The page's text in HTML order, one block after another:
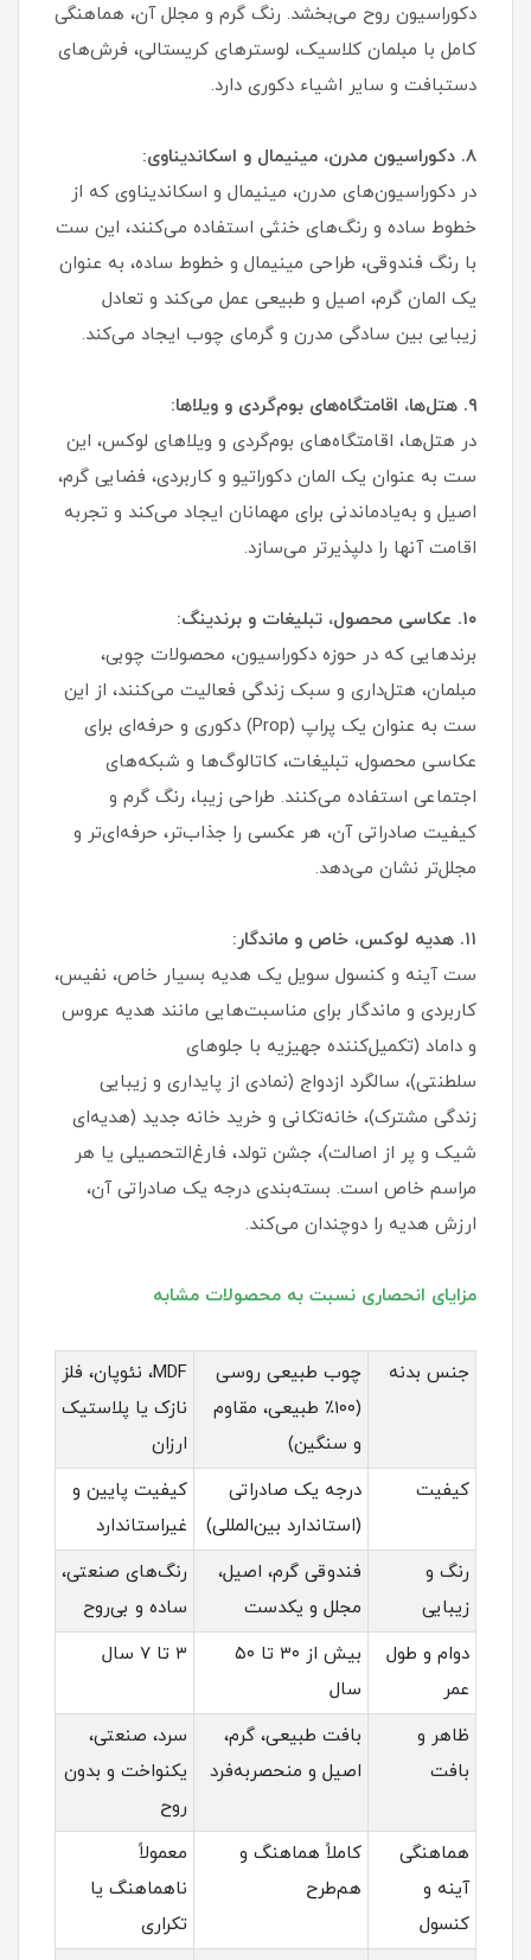
دکوراسیون روح می‌بخشد. رنگ گرم و مجلل آن، هماهنگی
کامل با مبلمان کلاسیک، لوسترهای کریستالی، فرش‌های
دستبافت و سایر اشیاء دکوری دارد.
۸. دکوراسیون مدرن، مینیمال و اسکاندیناوی:
در دکوراسیون‌های مدرن، مینیمال و اسکاندیناوی که از
خطوط ساده و رنگ‌های خنثی استفاده می‌کنند، این ست
با رنگ فندوقی، طراحی مینیمال و خطوط ساده، به عنوان
یک المان گرم، اصیل و طبیعی عمل می‌کند و تعادل
زیبایی بین سادگی مدرن و گرمای چوب ایجاد می‌کند.
۹. هتل‌ها، اقامتگاه‌های بوم‌گردی و ویلاها:
در هتل‌ها، اقامتگاه‌های بوم‌گردی و ویلاهای لوکس، این
ست به عنوان یک المان دکوراتیو و کاربردی، فضایی گرم،
اصیل و به‌یادماندنی برای مهمانان ایجاد می‌کند و تجربه
اقامت آنها را دلپذیرتر می‌سازد.
۱۰. عکاسی محصول، تبلیغات و برندینگ:
برندهایی که در حوزه دکوراسیون، محصولات چوبی،
مبلمان، هتل‌داری و سبک زندگی فعالیت می‌کنند، از این
ست به عنوان یک پراپ (Prop) دکوری و حرفه‌ای برای
عکاسی محصول، تبلیغات، کاتالوگ‌ها و شبکه‌های
اجتماعی استفاده می‌کنند. طراحی زیبا، رنگ گرم و
کیفیت صادراتی آن، هر عکسی را جذاب‌تر، حرفه‌ای‌تر و
مجلل‌تر نشان می‌دهد.
۱۱. هدیه لوکس، خاص و ماندگار:
ست آینه و کنسول سویل یک هدیه بسیار خاص، نفیس،
کاربردی و ماندگار برای مناسبت‌هایی مانند هدیه عروس
و داماد (تکمیل‌کننده جهیزیه با جلوهای
سلطنتی)، سالگرد ازدواج (نمادی از پایداری و زیبایی
زندگی مشترک)، خانه‌تکانی و خرید خانه جدید (هدیه‌ای
شیک و پر از اصالت)، جشن تولد، فارغ‌التحصیلی یا هر
مراسم خاص است. بسته‌بندی درجه یک صادراتی آن،
ارزش هدیه را دوچندان می‌کند.
مزایای انحصاری نسبت به محصولات مشابه
جنس بدنه
چوب طبیعی روسی
(۱۰۰٪ طبیعی، مقاوم
و سنگین)
MDF، نئوپان، فلز
نازک یا پلاستیک
ارزان
کیفیت
درجه یک صادراتی
(استاندارد بین‌المللی)
کیفیت پایین و
غیراستاندارد
رنگ و
زیبایی
فندوقی گرم، اصیل،
مجلل و یکدست
رنگ‌های صنعتی،
ساده و بی‌روح
دوام و طول
عمر
بیش از ۳۰ تا ۵۰
سال
۳ تا ۷ سال
ظاهر و
بافت
بافت طبیعی، گرم،
اصیل و منحصربه‌فرد
سرد، صنعتی،
یکنواخت و بدون
روح
هماهنگی
آینه و
کنسول
کاملاً هماهنگ و
هم‌طرح
معمولاً
ناهماهنگ یا
تکراری